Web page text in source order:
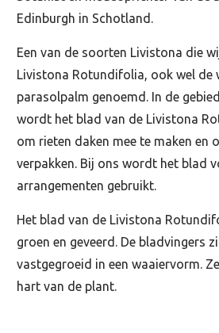
Edinburgh in Schotland.
Een van de soorten Livistona die
Livistona Rotundifolia, ook wel de
parasolpalm genoemd. In de
wordt het blad van de Livistona
om rieten daken mee te maken en
verpakken. Bij ons wordt het blad
arrangementen gebruikt.
Het blad van de Livistona
groen en geveerd. De bladvingers
vastgegroeid in een waaiervorm.
hart van de plant.